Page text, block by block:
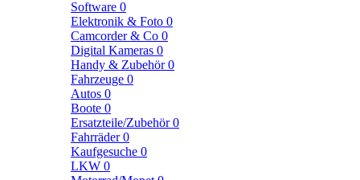
Software 0
Elektronik & Foto 0
Camcorder & Co 0
Digital Kameras 0
Handy & Zubehör0
Fahrzeuge 0
Autos 0
Boote 0
Ersatzteile/Zubehör0
Fahrräder0
Kaufgesuche 0
LKW 0